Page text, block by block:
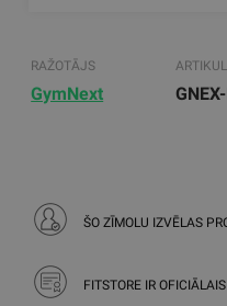
RAŽOTĀJS
GymNext
ŠO ZĪMOLU IZVĒLAS
FITSTORE IR